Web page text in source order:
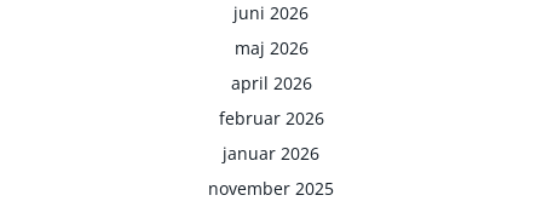
juni 2026
maj 2026
april 2026
februar 2026
januar 2026
november 2025